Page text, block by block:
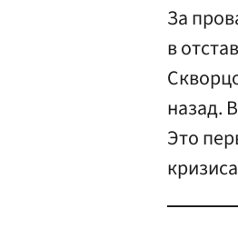
За
в
назад.
Это